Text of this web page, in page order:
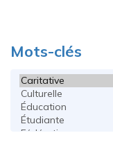
Mots-clés